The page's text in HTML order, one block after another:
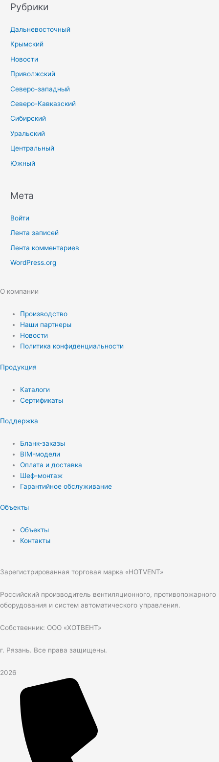
Рубрики
Дальневосточный
Крымский
Новости
Приволжский
Северо-западный
Северо-Кавказский
Сибирский
Уральский
Центральный
Южный
Мета
Войти
Лента записей
Лента комментариев
WordPress.org
О компании
Производство
Наши партнеры
Новости
Политика конфиденциальности
Продукция
Каталоги
Сертификаты
Поддержка
Бланк-заказы
BIM-модели
Оплата и доставка
Шеф-монтаж
Гарантийное обслуживание
Объекты
Объекты
Контакты
Зарегистрированная торговая марка «HOTVENT»
Российский производитель вентиляционного, противопожарного
оборудования и систем автоматического управления.
Собственник: ООО «ХОТВЕНТ»
г. Рязань. Все права защищены.
2026